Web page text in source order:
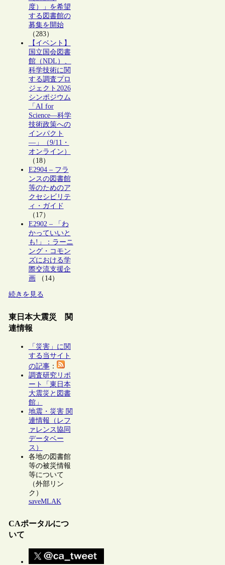
度）」を希望
する図書館の
募集を開始
（283）
【イベント】
国立国会図書
館（NDL）、
科学技術に関
する調査プロ
ジェクト2026
シンポジウム
「AI for
Science―科学
技術政策への
インパクト
―」（9/11・
オンライン）
（18）
E2904 – フラ
ンスの図書館
等のためのア
クセシビリテ
ィ・ガイド
（17）
E2902 – 「わ
かっていいと
も!」：ラーニ
ング・コモン
ズにおける学
際交流支援企
画 （14）
続きを見る
東日本大震災 関
連情報
「災害」に関
する当サイト
の記事：
調査研究リポ
ート「東日本
大震災と図書
館」
地震・災害 関
連情報（レフ
ァレンス協同
データベー
ス）
各地の図書館
等の被災情報
等について
（外部リン
ク）
saveMLAK
CAポータルにつ
いて